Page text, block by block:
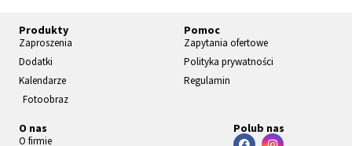
Produkty
Zaproszenia
Dodatki
Kalendarze
Fotoobraz
Pomoc
Zapytania ofertowe
Polityka prywatności
Regulamin
O nas
O firmie
Polub nas